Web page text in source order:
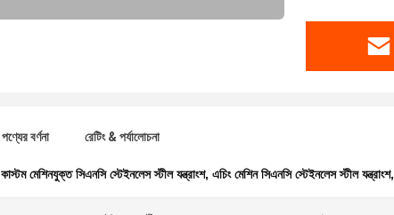
পণ্যের বর্ণনা রেটিং & পর্যালোচনা
কাস্টম মেশিনযুক্ত সিএনসি স্টেইনলেস স্টীল যন্ত্রাংশ, এচিং মেশিন সিএনসি স্টেইনলেস স্টীল যন্ত্রাংশ,